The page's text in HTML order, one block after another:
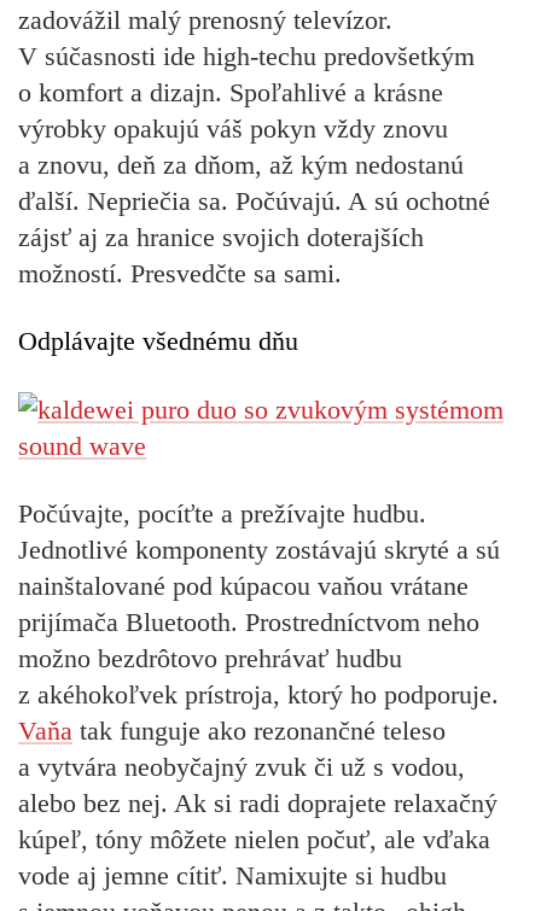
zadovážil malý prenosný televízor.
V súčasnosti ide high-techu predovšetkým
o komfort a dizajn. Spoľahlivé a krásne
výrobky opakujú váš pokyn vždy znovu
a znovu, deň za dňom, až kým nedostanú
ďalší. Nepriečia sa. Počúvajú. A sú ochotné
zájsť aj za hranice svojich doterajších
možností. Presvedčte sa sami.
Odplávajte všednému dňu
Počúvajte, pocíťte a prežívajte hudbu.
Jednotlivé komponenty zostávajú skryté a sú
nainštalované pod kúpacou vaňou vrátane
prijímača Bluetooth. Prostredníctvom neho
možno bezdrôtovo prehrávať hudbu
z akéhokoľvek prístroja, ktorý ho podporuje.
Vaňa tak funguje ako rezonančné teleso
a vytvára neobyčajný zvuk či už s vodou,
alebo bez nej. Ak si radi doprajete relaxačný
kúpeľ, tóny môžete nielen počuť, ale vďaka
vode aj jemne cítiť. Namixujte si hudbu